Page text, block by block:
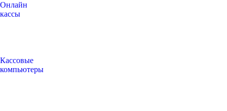
Онлайн
кассы
Кассовые
компьютеры